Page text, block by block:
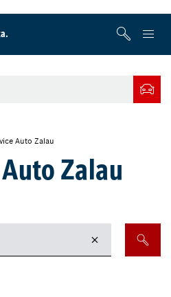
Auto Zalau
Zalau